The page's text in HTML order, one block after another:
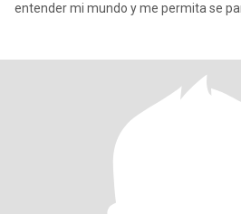
entender mi mundo y me permita se